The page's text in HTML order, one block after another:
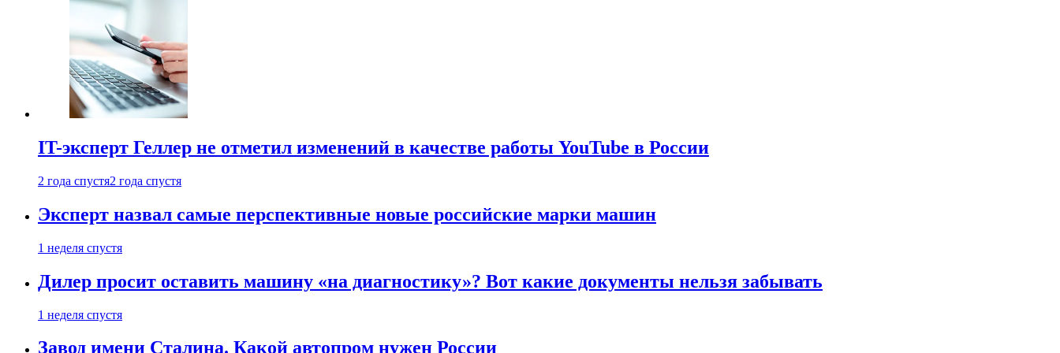
IT-эксперт Геллер не отметил изменений в качестве работы YouTube в России
2 года спустя2 года спустя
Эксперт назвал самые перспективные новые российские марки машин
1 неделя спустя
Дилер просит оставить машину «на диагностику»? Вот какие документы нельзя забывать
1 неделя спустя
Завод имени Сталина. Какой автопром нужен России